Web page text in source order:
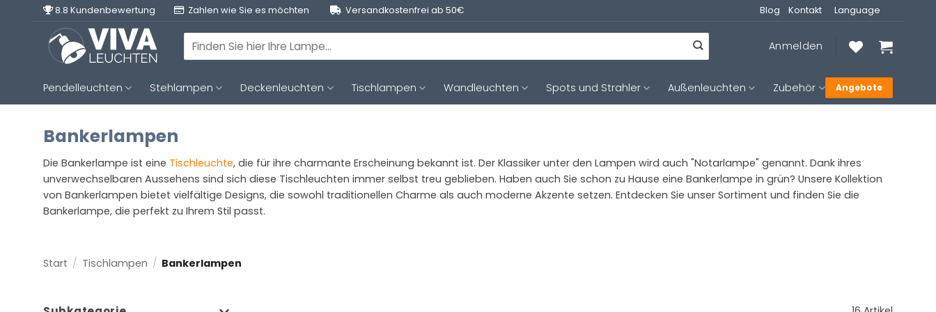
8.8 Kundenbewertung Zahlen wie Sie es möchten Versandkostenfrei ab 50€ Blog Kontakt Language
Suchen
nach:
Anmelden
Pendelleuchten Stehlampen Deckenleuchten Tischlampen Wandleuchten Spots und Strahler Außenleuchten Zubehör Angebote
Bankerlampen
Die Bankerlampe ist eine Tischleuchte, die für ihre charmante Erscheinung bekannt ist. Der Klassiker unter den Lampen wird auch "Notarlampe" genannt. Dank ihres
unverwechselbaren Aussehens sind sich diese Tischleuchten immer selbst treu geblieben. Haben auch Sie schon zu Hause eine Bankerlampe in grün? Unsere Kollektion
von Bankerlampen bietet vielfältige Designs, die sowohl traditionellen Charme als auch moderne Akzente setzen. Entdecken Sie unser Sortiment und finden Sie die
Bankerlampe, die perfekt zu Ihrem Stil passt.
Start / Tischlampen / Bankerlampen